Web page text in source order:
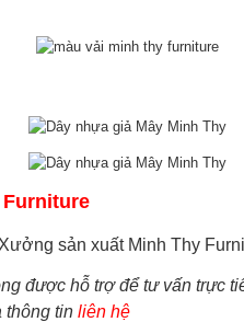
được hỗ trợ để tư vấn trực
thông tin liên hệ